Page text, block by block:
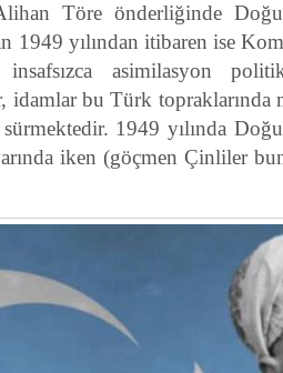
Töre önderliğinde
yılından itibaren ise
asimilasyon
idamlar bu Türk topraklarında
1949 yılında
iken (göçmen Çinliler